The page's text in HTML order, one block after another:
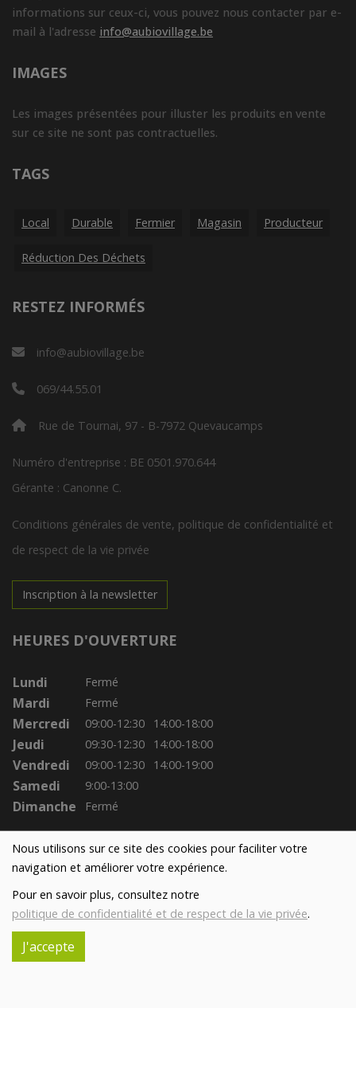
Nous utilisons sur ce site des cookies pour faciliter votre
navigation et améliorer votre expérience.
Pour en savoir plus, consultez notre
politique de confidentialité et de respect de la vie privée.
J'accepte
informations sur ceux-ci, vous pouvez nous contacter par e-
mail à l'adresse info@aubiovillage.be
IMAGES
Les images présentées pour illuster les produits en vente
sur ce site ne sont pas contractuelles.
TAGS
Local Durable Fermier Magasin Producteur
Réduction Des Déchets
RESTEZ INFORMÉS
info@aubiovillage.be
069/44.55.01
Rue de Tournai, 97 - B-7972 Quevaucamps
Numéro d'entreprise : BE 0501.970.644
Gérante : Canonne C.
Conditions générales de vente, politique de confidentialité et
de respect de la vie privée
Inscription à la newsletter
HEURES D'OUVERTURE
Lundi Fermé
Mardi Fermé
Mercredi 09:00-12:30 14:00-18:00
Jeudi 09:30-12:30 14:00-18:00
Vendredi 09:00-12:30 14:00-19:00
Samedi 9:00-13:00
Dimanche Fermé